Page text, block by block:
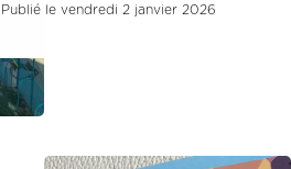
Publié le vendredi 2 janvier 2026